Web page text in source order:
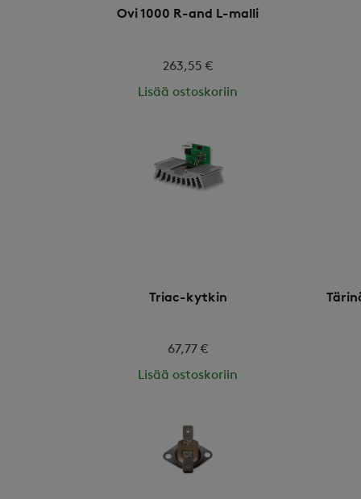
Ovi 1000 R-and L-malli
263,55 €
Lisää ostoskoriin
Triac-kytkin
67,77 €
Lisää ostoskoriin